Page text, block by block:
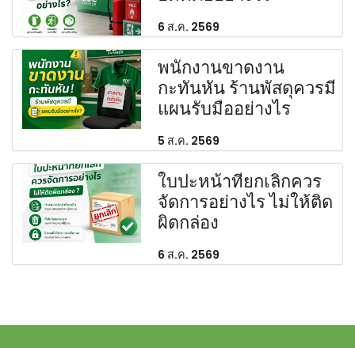
6 ส.ค. 2569
พนักงานขาดงาน
กะทันหัน ร้านพัสดุควรมี
แผนรับมืออย่างไร
5 ส.ค. 2569
ใบปะหน้าที่ยกเลิกควร
จัดการอย่างไร ไม่ให้ติด
ผิดกล่อง
6 ส.ค. 2569